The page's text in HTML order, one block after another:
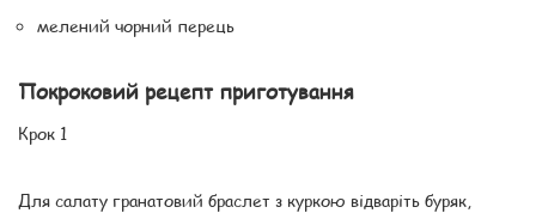
мелений чорний перець
Покроковий рецепт приготування
Крок 1
Для салату гранатовий браслет з куркою відваріть буряк,